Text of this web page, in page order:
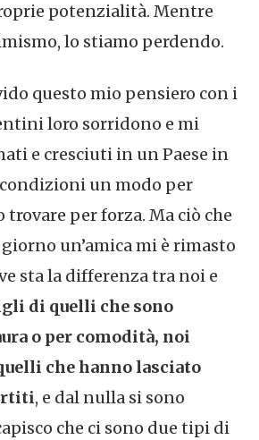
potenzialità. Mentre
lo stiamo perdendo.
questo mio pensiero con i
loro sorridono e mi
e cresciuti in un Paese in
un modo per
per forza. Ma ciò che
un’amica mi è rimasto
sta la differenza tra noi e
di quelli che sono
o per comodità, noi
che hanno lasciato
, e dal nulla si sono
che ci sono due tipi di